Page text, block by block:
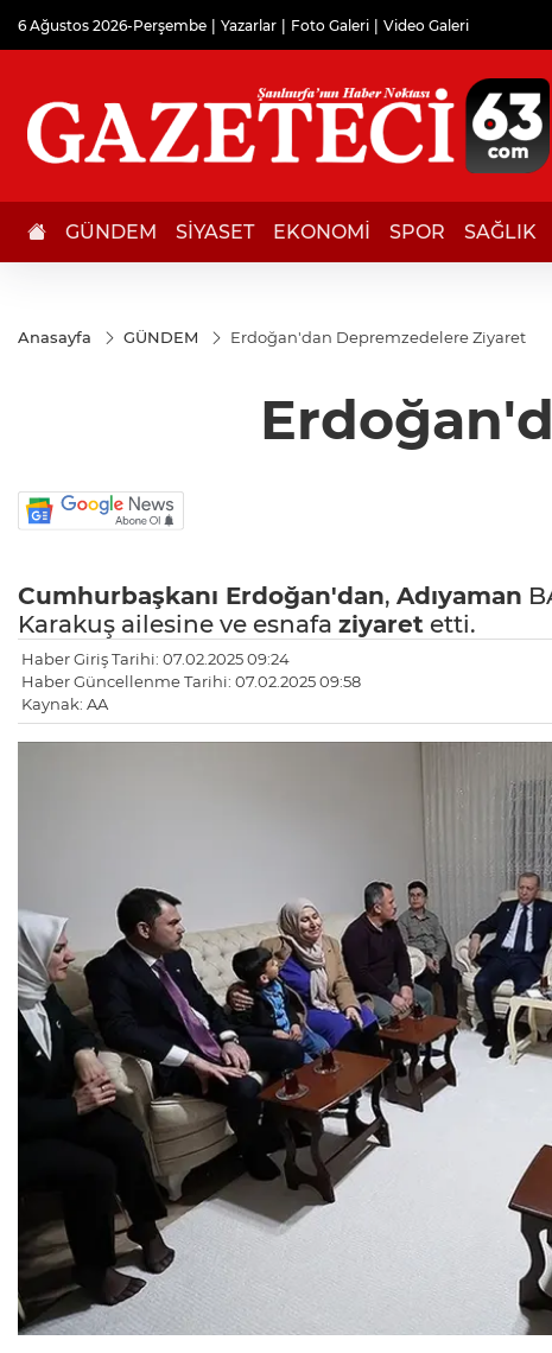
6 Ağustos 2026-Perşembe Yazarlar Foto Galeri Video Galeri
GÜNDEM SİYASET EKONOMİ SPOR SAĞLIK
Anasayfa GÜNDEM Erdoğan'dan Depremzedelere Ziyaret
Cumhurbaşkanı Erdoğan'dan, Adıyaman
Karakuş ailesine ve esnafa ziyaret etti.
Haber Giriş Tarihi: 07.02.2025 09:24
Haber Güncellenme Tarihi: 07.02.2025 09:58
Kaynak: AA